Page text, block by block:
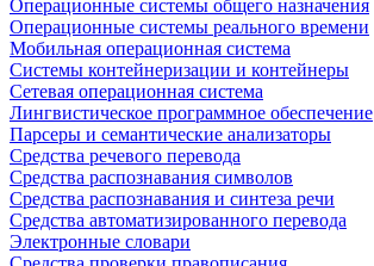
Операционные системы общего назначения
Операционные системы реального времени
Мобильная операционная система
Системы контейнеризации и контейнеры
Сетевая операционная система
Лингвистическое программное обеспечение
Парсеры и семантические анализаторы
Средства речевого перевода
Средства распознавания символов
Средства распознавания и синтеза речи
Средства автоматизированного перевода
Электронные словари